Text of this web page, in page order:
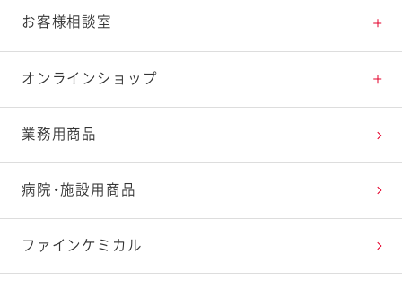
料理の基本
特集レシピ
レシピランキング
レシピ動画
今日のレシピギャラリー
新商品・リニューアル品一覧
販売終了商品一覧
体験・エンタメトップ
マヨテラス（見学施設）
オープンキッチン（工場見学）
深谷テラス ヤサイな仲間たちファーム
おたのしみコンテンツ
お客様相談室
お客様相談室トップ
よくお寄せいただくご質問
お客様の声を活かしました
オンラインショップ
Qummy
キユーピーウエルネス
業務用商品
病院・施設用商品
ファインケミカル